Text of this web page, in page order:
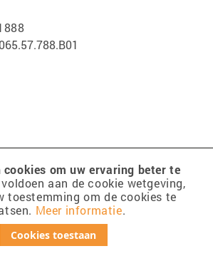
cookies om uw ervaring beter te
aan de cookie wetgeving,
toestemming om de cookies te
Meer informatie.
Cookies toestaan
Oosterik